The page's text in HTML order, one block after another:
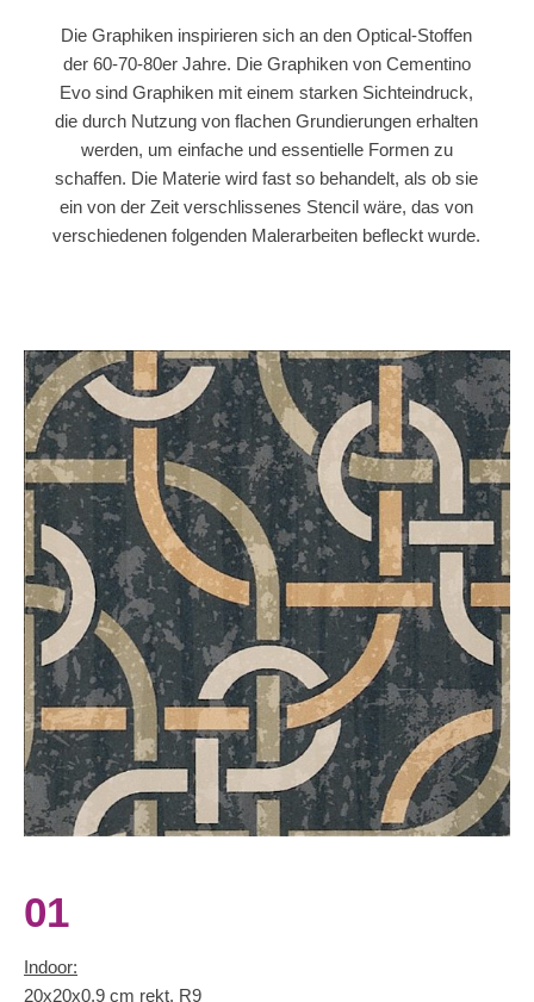
Die Graphiken inspirieren sich an den Optical-Stoffen
der 60-70-80er Jahre. Die Graphiken von Cementino
Evo sind Graphiken mit einem starken Sichteindruck,
die durch Nutzung von flachen Grundierungen erhalten
werden, um einfache und essentielle Formen zu
schaffen. Die Materie wird fast so behandelt, als ob sie
ein von der Zeit verschlissenes Stencil wäre, das von
verschiedenen folgenden Malerarbeiten befleckt wurde.
01
Indoor:
20x20x0,9 cm rekt. R9